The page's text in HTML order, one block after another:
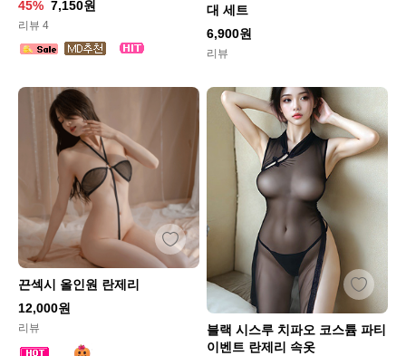
45% 7,150원
리뷰 4
대 세트
6,900원
리뷰
끈섹시 올인원 란제리
12,000원
리뷰
블랙 시스루 치파오 코스튬 파티
이벤트 란제리 속옷